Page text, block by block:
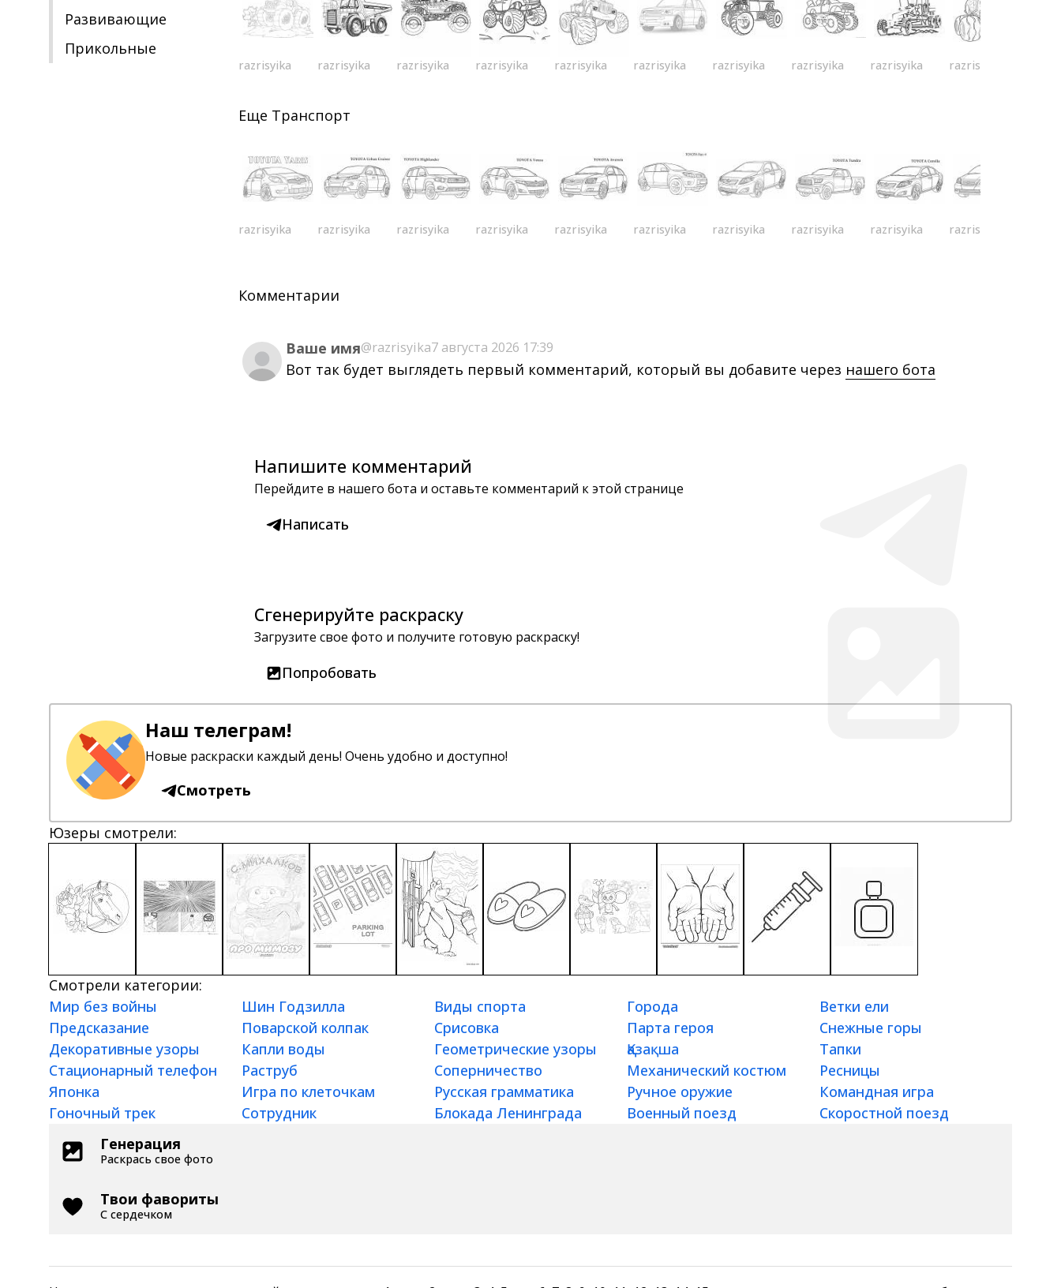
Развивающие
Прикольные
razrisyika razrisyika razrisyika razrisyika razrisyika razrisyika razrisyika razrisyika razrisyika razrisyika
Еще Транспорт
razrisyika razrisyika razrisyika razrisyika razrisyika razrisyika razrisyika razrisyika razrisyika razrisyika
Комментарии
Ваше имя@razrisyika7 августа 2026 17:39
Вот так будет выглядеть первый комментарий, который вы добавите через нашего бота
Напишите комментарий
Перейдите в нашего бота и оставьте комментарий к этой странице
Написать
Сгенерируйте раскраску
Загрузите свое фото и получите готовую раскраску!
Попробовать
Наш телеграм!
Новые раскраски каждый день! Очень удобно и доступно!
Смотреть
Юзеры смотрели:
Смотрели категории:
Мир без войны
Шин Годзилла Виды спорта Города
Ветки ели
Предсказание
Поварской колпак Срисовка Парта героя
Снежные горы
Декоративные узоры
Капли воды Геометрические узоры Қазақша
Тапки
Стационарный телефон
Раструб Соперничество Механический костюм
Ресницы
Японка
Игра по клеточкам Русская грамматика Ручное оружие
Командная игра
Гоночный трек
Сотрудник Блокада Ленинграда Военный поезд
Скоростной поезд
Генерация
Раскрась свое фото
Твои фавориты
С сердечком